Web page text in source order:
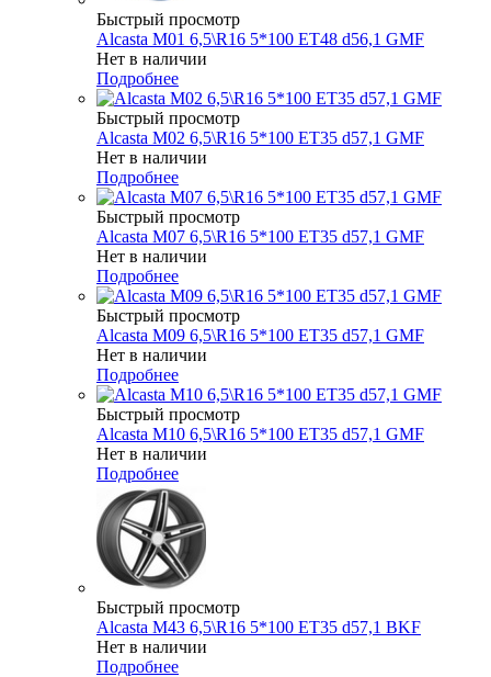
Быстрый просмотр
Alcasta M01 6,5\R16 5*100 ET48 d56,1 GMF
Нет в наличии
Подробнее
Быстрый просмотр
Alcasta M02 6,5\R16 5*100 ET35 d57,1 GMF
Нет в наличии
Подробнее
Быстрый просмотр
Alcasta M07 6,5\R16 5*100 ET35 d57,1 GMF
Нет в наличии
Подробнее
Быстрый просмотр
Alcasta M09 6,5\R16 5*100 ET35 d57,1 GMF
Нет в наличии
Подробнее
Быстрый просмотр
Alcasta M10 6,5\R16 5*100 ET35 d57,1 GMF
Нет в наличии
Подробнее
Быстрый просмотр
Alcasta M43 6,5\R16 5*100 ET35 d57,1 BKF
Нет в наличии
Подробнее